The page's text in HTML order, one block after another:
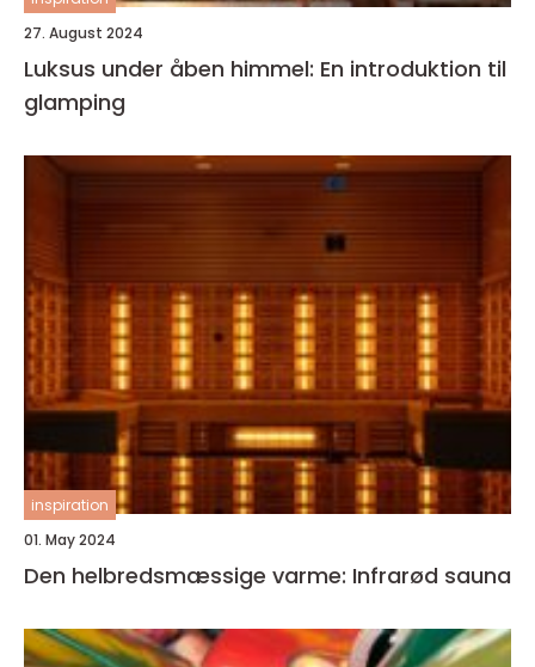
27. August 2024
Luksus under åben himmel: En introduktion til
glamping
inspiration
01. May 2024
Den helbredsmæssige varme: Infrarød sauna